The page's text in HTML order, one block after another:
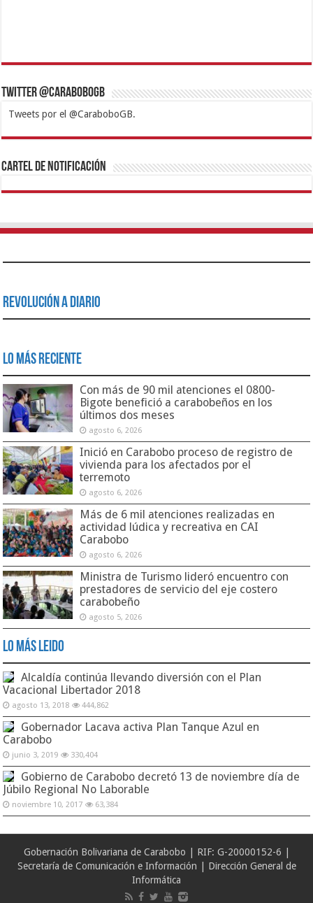
Twitter @CaraboboGB
Tweets por el @CaraboboGB.
1xbetBetturkeyBetistKralbetSupertotobetTipobetMatadorbetMariobet
https://mvbcasino.com/
Cartel de Notificación
Revolución a Diario
Lo Más Reciente
Con más de 90 mil atenciones el 0800-
Bigote benefició a carabobeños en los
últimos dos meses
agosto 6, 2026
Inició en Carabobo proceso de registro de
vivienda para los afectados por el
terremoto
agosto 6, 2026
Más de 6 mil atenciones realizadas en
actividad lúdica y recreativa en CAI
Carabobo
agosto 6, 2026
Ministra de Turismo lideró encuentro con
prestadores de servicio del eje costero
carabobeño
agosto 5, 2026
Lo Más Leido
Alcaldía continúa llevando diversión con el Plan
Vacacional Libertador 2018
agosto 13, 2018 444,862
Gobernador Lacava activa Plan Tanque Azul en
Carabobo
junio 3, 2019 330,404
Gobierno de Carabobo decretó 13 de noviembre día de
Júbilo Regional No Laborable
noviembre 10, 2017 63,384
Gobernación Bolivariana de Carabobo | RIF: G-20000152-6 |
Secretaría de Comunicación e Información | Dirección General de
Informática